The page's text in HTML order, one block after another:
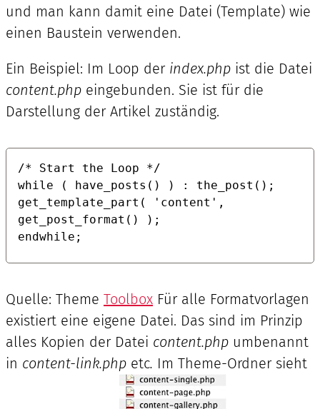
und man kann damit eine Datei (Template) wie
einen Baustein verwenden.
Ein Beispiel: Im Loop der index.php ist die Datei
content.php eingebunden. Sie ist für die
Darstellung der Artikel zuständig.
/* Start the Loop */
while ( have_posts() ) : the_post();
get_template_part( 'content',
get_post_format() );
endwhile;
Quelle: Theme Toolbox Für alle Formatvorlagen
existiert eine eigene Datei. Das sind im Prinzip
alles Kopien der Datei content.php umbenannt
in content-link.php etc. Im Theme-Ordner sieht